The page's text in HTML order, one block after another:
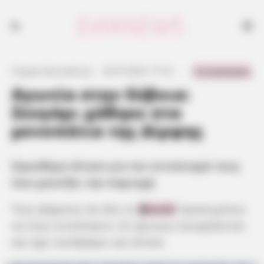
Αγωνία στην Εύβοια:
Ζευγάρι χάθηκε στα
μονοπάτια της Δίρφης
Σηκώθηκε drone για τον εντοπισμό τους
που χτενίζει την περιοχή
βουνό